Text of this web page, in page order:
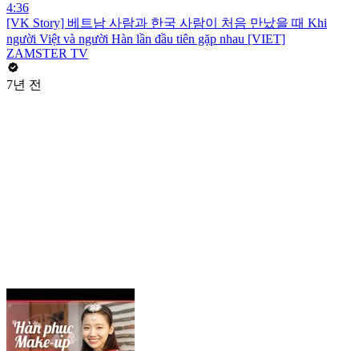
4:36
[VK Story] 베트남 사람과 한국 사람이 처음 만났을 때 Khi
người Việt và người Hàn lần đầu tiên gặp nhau [VIET]
ZAMSTER TV
7년 전